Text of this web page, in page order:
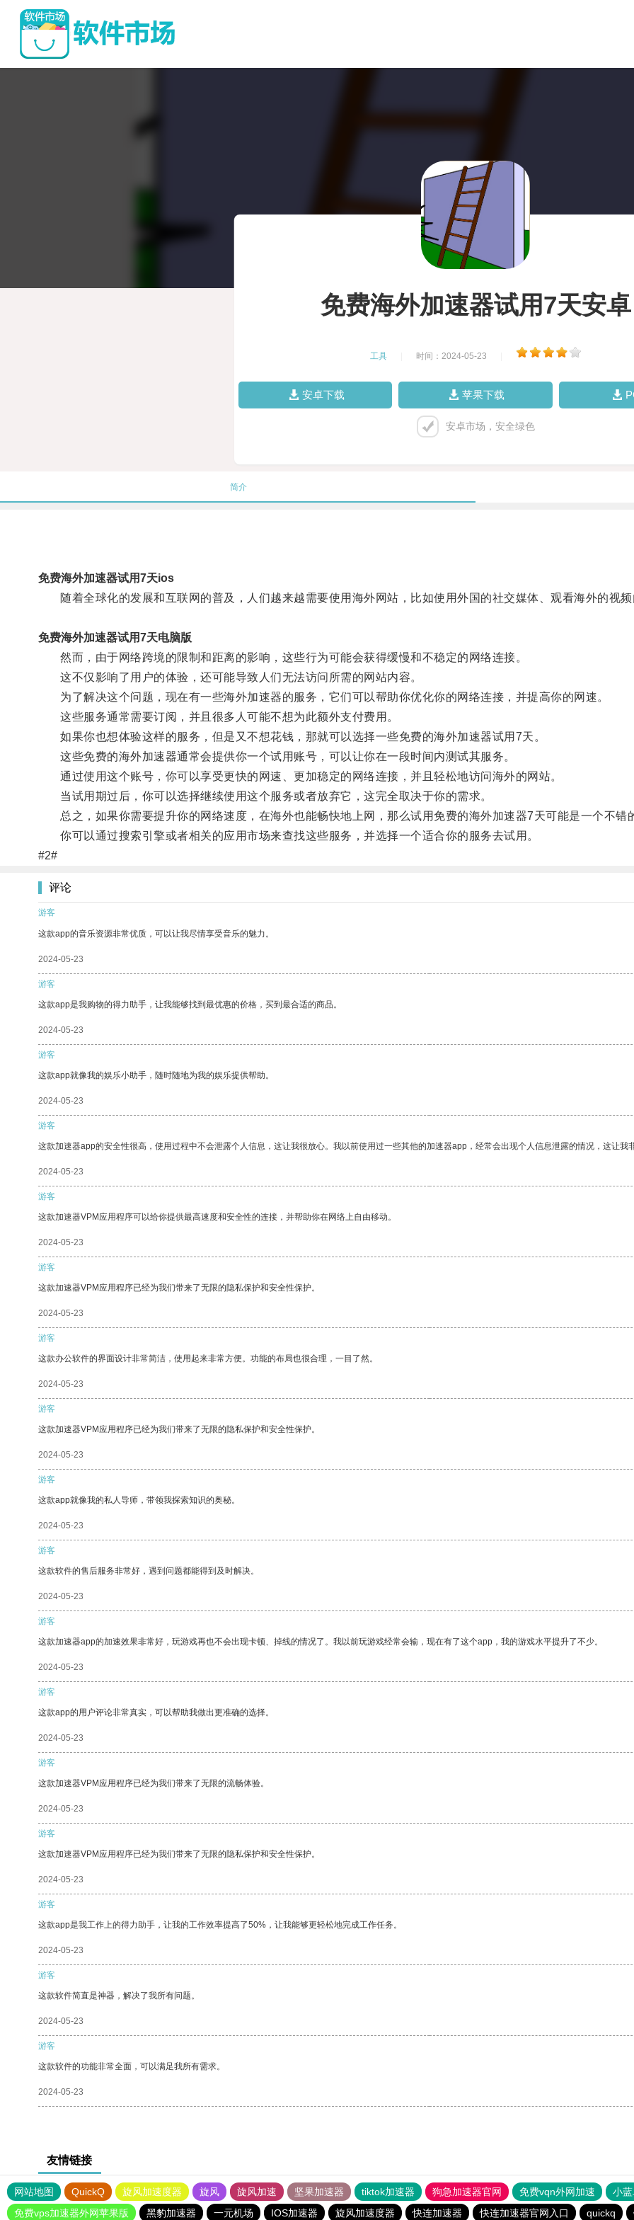
免费海外加速器试用7天安卓
工具 时间：2024-05-23
安卓下载 苹果下载
安卓市场，安全绿色
简介
免费海外加速器试用7天ios
随着全球化的发展和互联网的普及，人们越来越需要使用海外网站，比如使用外国的社交媒体、观看海外的视
免费海外加速器试用7天电脑版
然而，由于网络跨境的限制和距离的影响，这些行为可能会获得缓慢和不稳定的网络连接。
这不仅影响了用户的体验，还可能导致人们无法访问所需的网站内容。
为了解决这个问题，现在有一些海外加速器的服务，它们可以帮助你优化你的网络连接，并提高你的网速。
这些服务通常需要订阅，并且很多人可能不想为此额外支付费用。
如果你也想体验这样的服务，但是又不想花钱，那就可以选择一些免费的海外加速器试用7天。
这些免费的海外加速器通常会提供你一个试用账号，可以让你在一段时间内测试其服务。
通过使用这个账号，你可以享受更快的网速、更加稳定的网络连接，并且轻松地访问海外的网站。
当试用期过后，你可以选择继续使用这个服务或者放弃它，这完全取决于你的需求。
总之，如果你需要提升你的网络速度，在海外也能畅快地上网，那么试用免费的海外加速器7天可能是一个不错
你可以通过搜索引擎或者相关的应用市场来查找这些服务，并选择一个适合你的服务去试用。
#2#
评论
游客
这款app的音乐资源非常优质，可以让我尽情享受音乐的魅力。
2024-05-23
游客
这款app是我购物的得力助手，让我能够找到最优惠的价格，买到最合适的商品。
2024-05-23
游客
这款app就像我的娱乐小助手，随时随地为我的娱乐提供帮助。
2024-05-23
游客
这款加速器app的安全性很高，使用过程中不会泄露个人信息，这让我很放心。我以前使用过一些其他的加速器app，经常会出现个人信息泄露的情况，这让我
2024-05-23
游客
这款加速器VPM应用程序可以给你提供最高速度和安全性的连接，并帮助你在网络上自由移动。
2024-05-23
游客
这款加速器VPM应用程序已经为我们带来了无限的隐私保护和安全性保护。
2024-05-23
游客
这款办公软件的界面设计非常简洁，使用起来非常方便。功能的布局也很合理，一目了然。
2024-05-23
游客
这款加速器VPM应用程序已经为我们带来了无限的隐私保护和安全性保护。
2024-05-23
游客
这款app就像我的私人导师，带领我探索知识的奥秘。
2024-05-23
游客
这款软件的售后服务非常好，遇到问题都能得到及时解决。
2024-05-23
游客
这款加速器app的加速效果非常好，玩游戏再也不会出现卡顿、掉线的情况了。我以前玩游戏经常会输，现在有了这个app，我的游戏水平提升了不少。
2024-05-23
游客
这款app的用户评论非常真实，可以帮助我做出更准确的选择。
2024-05-23
游客
这款加速器VPM应用程序已经为我们带来了无限的流畅体验。
2024-05-23
游客
这款加速器VPM应用程序已经为我们带来了无限的隐私保护和安全性保护。
2024-05-23
游客
这款app是我工作上的得力助手，让我的工作效率提高了50%，让我能够更轻松地完成工作任务。
2024-05-23
游客
这款软件简直是神器，解决了我所有问题。
2024-05-23
游客
这款软件的功能非常全面，可以满足我所有需求。
2024-05-23
友情链接
网站地图 QuickQ 旋风加速度器 旋风 旋风加速 坚果加速器 tiktok加速器 狗急加速器官网 免费vqn外网加速
小
免费vps加速器外网苹果版
黑豹加速器 一元机场 IOS加速器 旋风加速度器 快连加速器 快连加速器官网入口 quickq